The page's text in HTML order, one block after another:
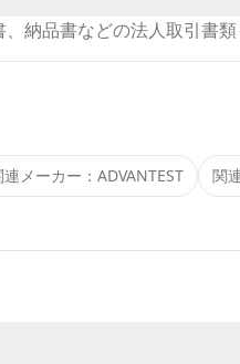
納品書などの法人取引書類
連メーカー： ADVANTEST 関